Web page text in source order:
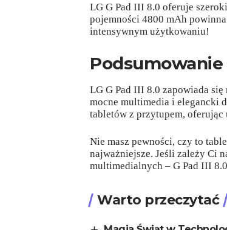
LG G Pad III 8.0 oferuje
pojemności 4800 mAh
intensywnym użytkowaniu!
LG G Pad III 8.0 zapowiada
mocne multimedia i elegancki
tabletów z przytupem,
Nie masz pewności, czy to
najważniejsze. Jeśli zależy Ci
multimedialnych – G Pad III
Warto przeczytać